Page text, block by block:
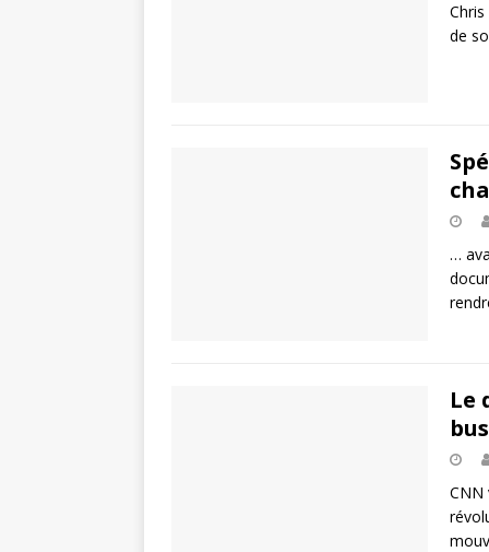
de
…
Le
CNN